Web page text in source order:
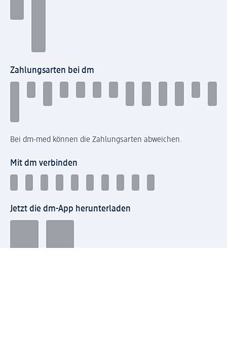
Zahlungsarten bei dm
Bei dm-med können die Zahlungsarten abweichen.
Mit dm verbinden
Jetzt die dm-App herunterladen